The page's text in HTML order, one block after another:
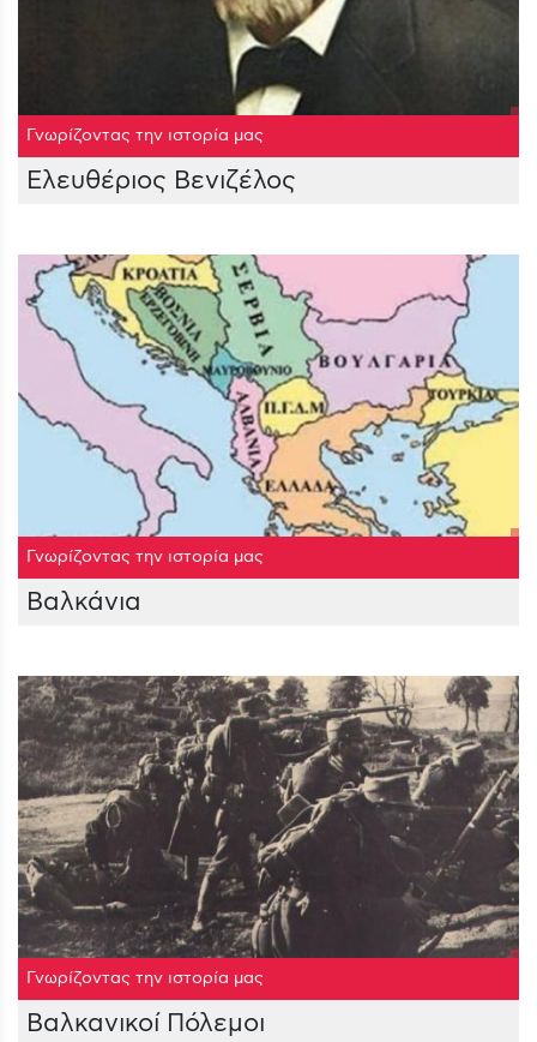
Γνωρίζοντας την ιστορία μας
Ελευθέριος Βενιζέλος
Γνωρίζοντας την ιστορία μας
Βαλκάνια
Γνωρίζοντας την ιστορία μας
Βαλκανικοί Πόλεμοι